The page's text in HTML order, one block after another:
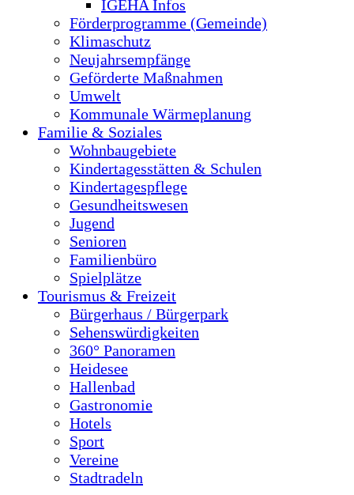
IGEHA Infos
Förderprogramme (Gemeinde)
Klimaschutz
Neujahrsempfänge
Geförderte Maßnahmen
Umwelt
Kommunale Wärmeplanung
Familie & Soziales
Wohnbaugebiete
Kindertagesstätten & Schulen
Kindertagespflege
Gesundheitswesen
Jugend
Senioren
Familienbüro
Spielplätze
Tourismus & Freizeit
Bürgerhaus / Bürgerpark
Sehenswürdigkeiten
360° Panoramen
Heidesee
Hallenbad
Gastronomie
Hotels
Sport
Vereine
Stadtradeln